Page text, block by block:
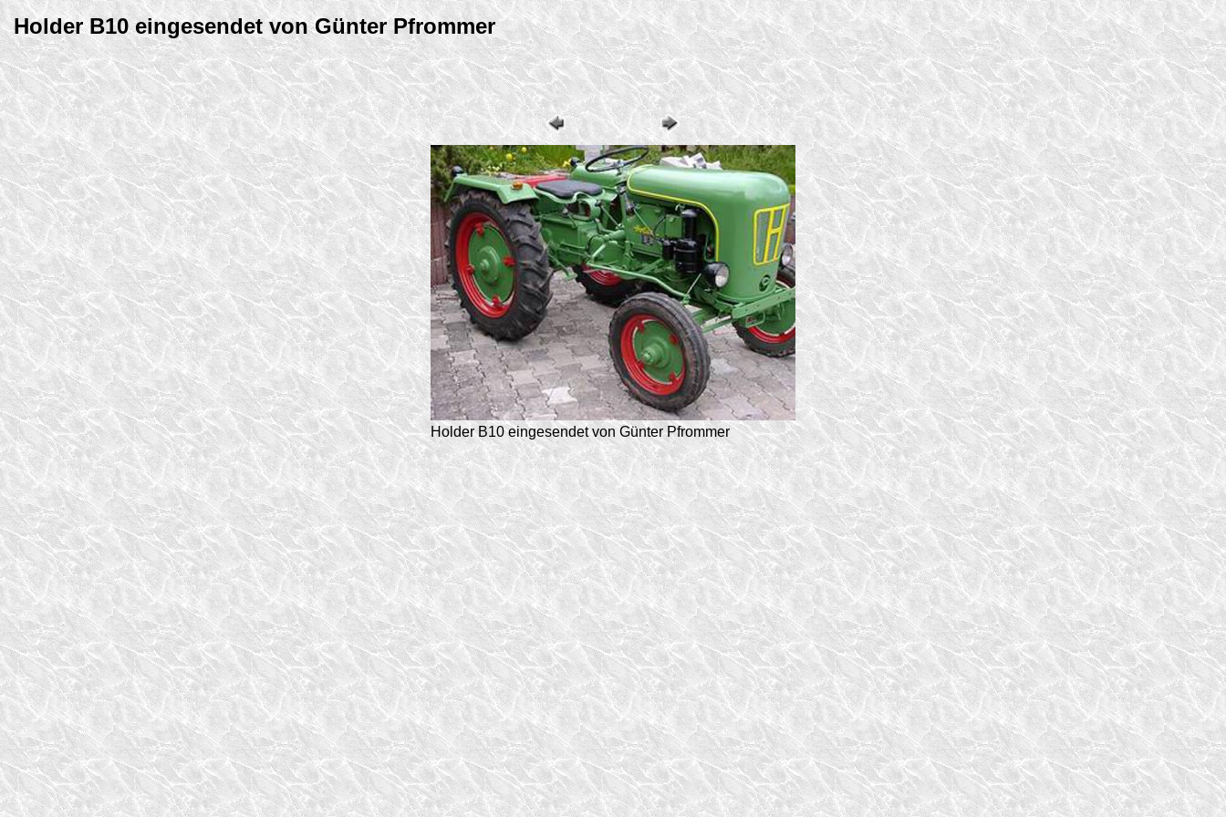
Holder B10 eingesendet von Günter Pfrommer
Holder B10 eingesendet von Günter Pfrommer